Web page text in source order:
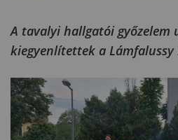
A tavalyi hallgatói győzelem
kiegyenlítettek a